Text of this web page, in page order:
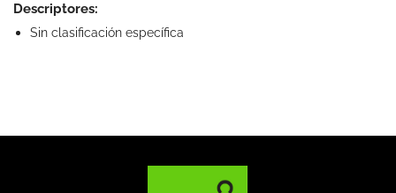
Descriptores:
Sin clasificación específica